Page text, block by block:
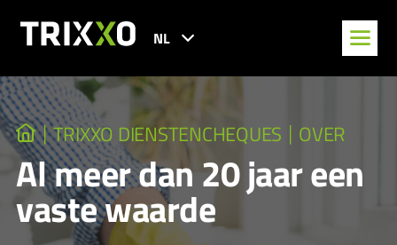
NL
TRIXXO DIENSTENCHEQUES OVER
Al meer dan 20 jaar een
vaste waarde